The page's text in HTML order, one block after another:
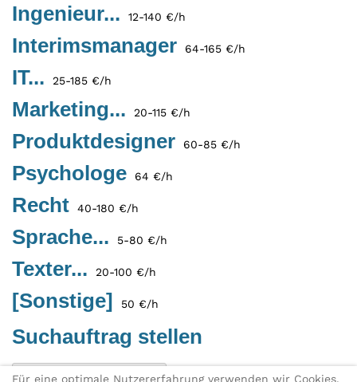
Ingenieur... 12-140 €/h
Interimsmanager 64-165 €/h
IT... 25-185 €/h
Marketing... 20-115 €/h
Produktdesigner 60-85 €/h
Psychologe 64 €/h
Recht 40-180 €/h
Sprache... 5-80 €/h
Texter... 20-100 €/h
[Sonstige] 50 €/h
Suchauftrag stellen
Eintragung als Freelancer
Für eine optimale Nutzererfahrung verwenden wir Cookies.